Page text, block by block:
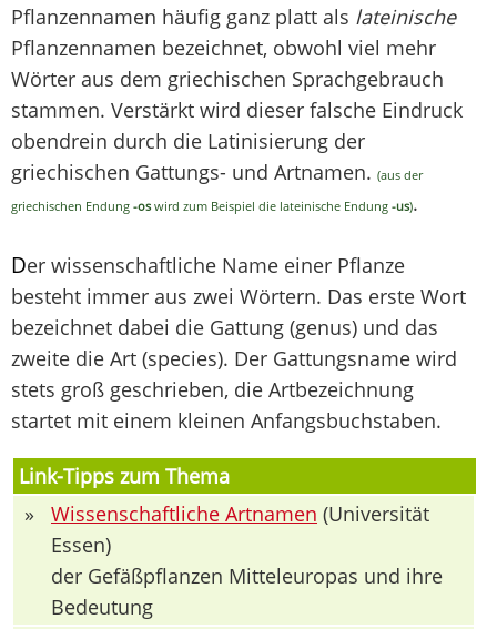
Pflanzennamen häufig ganz platt als lateinische
Pflanzennamen bezeichnet, obwohl viel mehr
Wörter aus dem griechischen Sprachgebrauch
stammen. Verstärkt wird dieser falsche Eindruck
obendrein durch die Latinisierung der
griechischen Gattungs- und Artnamen. (aus der
griechischen Endung -os wird zum Beispiel die lateinische Endung -us).
Der wissenschaftliche Name einer Pflanze
besteht immer aus zwei Wörtern. Das erste Wort
bezeichnet dabei die Gattung (genus) und das
zweite die Art (species). Der Gattungsname wird
stets groß geschrieben, die Artbezeichnung
startet mit einem kleinen Anfangsbuchstaben.
Link-Tipps zum Thema
»
Wissenschaftliche Artnamen (Universität
Essen)
der Gefäßpflanzen Mitteleuropas und ihre
Bedeutung